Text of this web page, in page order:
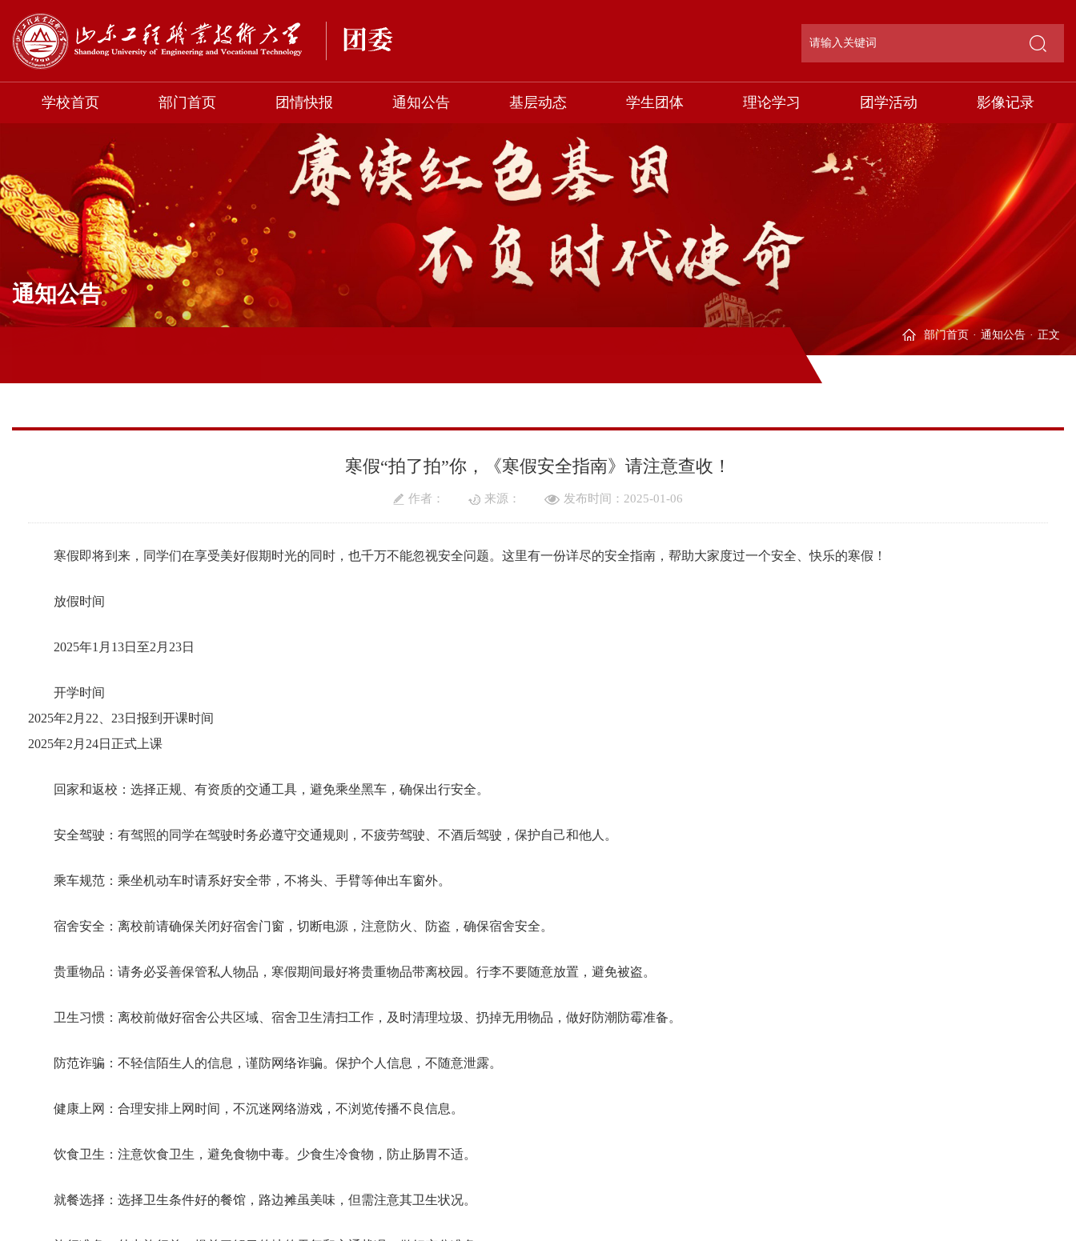
学校首页 部门首页 团情快报 通知公告 基层动态 学生团体 理论学习 团学活动 影像记录
通知公告
部门首页 · 通知公告 · 正文
寒假“拍了拍”你，《寒假安全指南》请注意查收！
作者： 来源： 发布时间：2025-01-06
寒假即将到来，同学们在享受美好假期时光的同时，也千万不能忽视安全问题。这里有一份详尽的安全指南，帮助大家度过一个安全、快乐的寒假！
放假时间
2025年1 月 13日至2 月 23日
开学时间
2025年2 月 22 23日报到开课时间
2025年2 月 24日正式上课
回家和返校：选择正规、有资质的交通工具，避免乘坐黑车，确保出行安全。
安全驾驶：有驾照的同学在驾驶时务必遵守交通规则，不疲劳驾驶、不酒后驾驶，保护自己和他人。
乘车规范：乘坐机动车时请系好安全带，不将头、手臂等伸出车窗外。
宿舍安全：离校前请确保关闭好宿舍门窗，切断电源，注意防火、防盗，确保宿舍安全。
贵重物品：请务必妥善保管私人物品，寒假期间最好将贵重物品带离校园。行李不要随意放置，避免被盗。
卫生习惯：离校前做好宿舍公共区域、宿舍卫生清扫工作，及时清理垃圾、扔掉无用物品，做好防潮防霉准备。
防范诈骗：不轻信陌生人的信息，谨防网络诈骗。保护个人信息，不随意泄露。
健康上网：合理安排上网时间，不沉迷网络游戏，不浏览传播不良信息。
饮食卫生：注意饮食卫生，避免食物中毒。少食生冷食物，防止肠胃不适。
就餐选择：选择卫生条件好的餐馆，路边摊虽美味，但需注意其卫生状况。